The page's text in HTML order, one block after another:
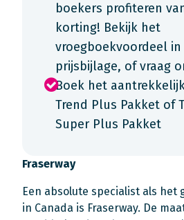
boekers profiteren
korting! Bekijk het
vroegboekvoordeel in
prijsbijlage, of vraag
Boek het
Trend Plus Pakket of
Super Plus Pakket
Fraserway
Een absolute specialist als het
in Canada is Fraserway. De